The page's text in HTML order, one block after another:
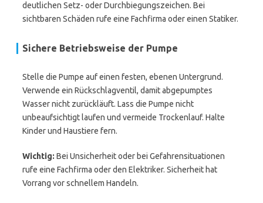
deutlichen Setz- oder Durchbiegungszeichen. Bei
sichtbaren Schäden rufe eine Fachfirma oder einen Statiker.
Sichere Betriebsweise der Pumpe
Stelle die Pumpe auf einen festen, ebenen Untergrund.
Verwende ein Rückschlagventil, damit abgepumptes
Wasser nicht zurückläuft. Lass die Pumpe nicht
unbeaufsichtigt laufen und vermeide Trockenlauf. Halte
Kinder und Haustiere fern.
Wichtig: Bei Unsicherheit oder bei Gefahrensituationen
rufe eine Fachfirma oder den Elektriker. Sicherheit hat
Vorrang vor schnellem Handeln.